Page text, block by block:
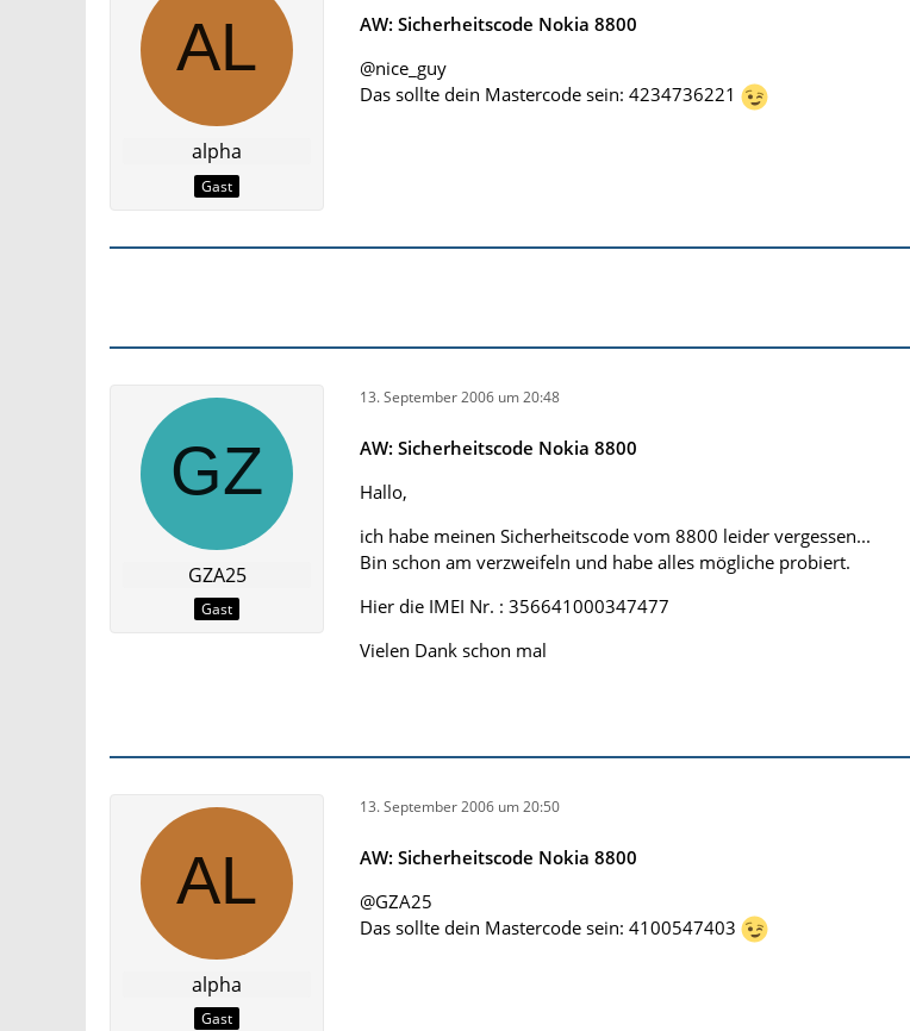
alpha
Gast
AW: Sicherheitscode Nokia 8800
@nice_guy
Das sollte dein Mastercode sein: 4234736221
GZA25
Gast
13. September 2006 um 20:48
AW: Sicherheitscode Nokia 8800
Hallo,
ich habe meinen Sicherheitscode vom 8800 leider vergessen...
Bin schon am verzweifeln und habe alles mögliche probiert.
Hier die IMEI Nr. : 356641000347477
Vielen Dank schon mal
alpha
Gast
13. September 2006 um 20:50
AW: Sicherheitscode Nokia 8800
@GZA25
Das sollte dein Mastercode sein: 4100547403